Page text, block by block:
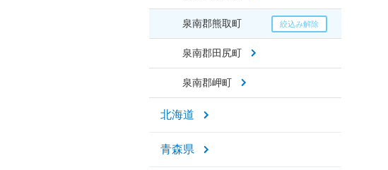
泉南郡熊取町
泉南郡田尻町
泉南郡岬町
北海道
青森県